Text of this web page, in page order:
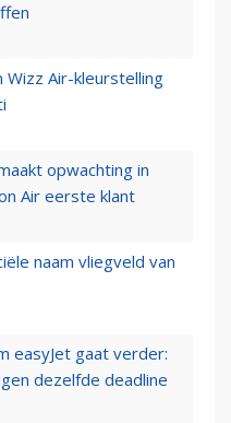
Wizz Air-kleurstelling
opwachting in
Air eerste klant
naam vliegveld van
easyJet gaat verder:
dezelfde deadline